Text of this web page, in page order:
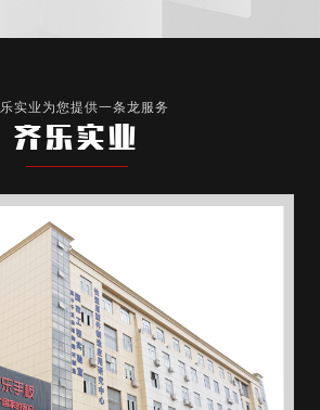
实业为您提供一条龙服务
齐乐实业